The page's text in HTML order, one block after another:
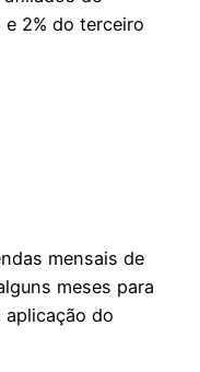
2% do terceiro
mensais de
meses para
do